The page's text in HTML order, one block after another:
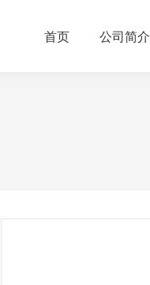
首页 公司简介